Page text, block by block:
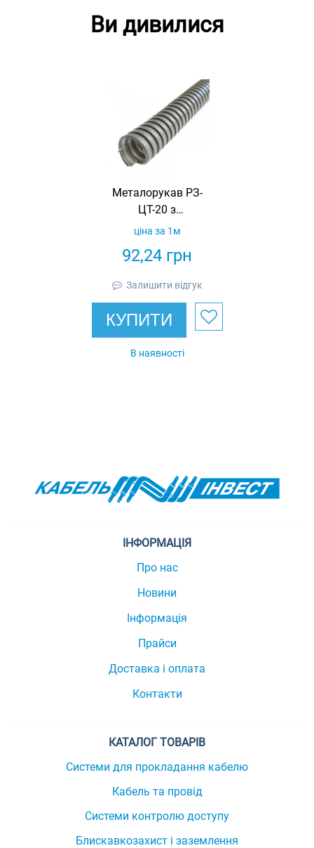
Ви дивилися
Металорукав РЗ-
ЦТ-20 з
термостійким
STANDART з
92,24 грн
ціна за 1м
Залишити відгук
КУПИТИ
В наявності
ІНФОРМАЦІЯ
Про нас
Новини
Інформація
Прайси
Доставка і оплата
Контакти
КАТАЛОГ ТОВАРІВ
Системи для прокладання кабелю
Кабель та провід
Системи контролю доступу
Блискавкозахист і заземлення